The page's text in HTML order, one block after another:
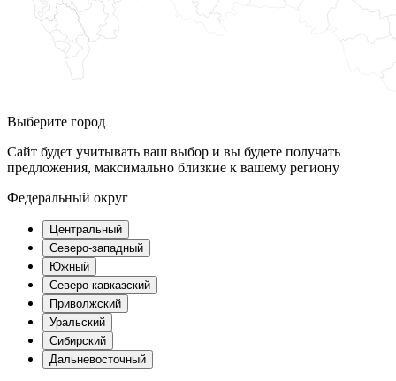
Выберите город
Сайт будет учитывать ваш выбор и вы будете получать
предложения, максимально близкие к вашему региону
Федеральный округ
Центральный
Северо-западный
Южный
Северо-кавказский
Приволжский
Уральский
Сибирский
Дальневосточный